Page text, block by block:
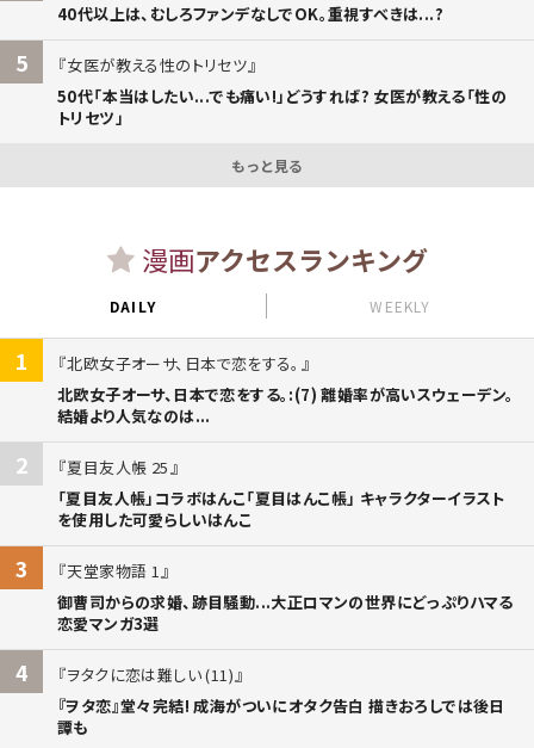
40代以上は、むしろファンデなしでOK。重視すべきは...?
5
女医が教える性のトリセツ
50代「本当はしたい...でも痛い!」どうすれば? 女医が教える「性の
トリセツ」
もっと見る
漫画アクセスランキング
DAILY WEEKLY
1
北欧女子オーサ、日本で恋をする。
北欧女子オーサ、日本で恋をする。:(7) 離婚率が高いスウェーデン。
結婚より人気なのは...
2
夏目友人帳 25
「夏目友人帳」コラボはんこ「夏目はんこ帳」 キャラクターイラスト
を使用した可愛らしいはんこ
3
天堂家物語 1
御曹司からの求婚、跡目騒動...大正ロマンの世界にどっぷりハマる
恋愛マンガ3選
4
ヲタクに恋は難しい (11)
『ヲタ恋』堂々完結! 成海がついにオタク告白 描きおろしでは後日
譚も